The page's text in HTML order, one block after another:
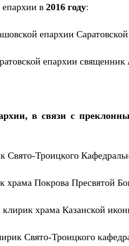
епархии в 2016 году:
епархии
епархии священник
в связи с
Троицкого
храма Покрова Пресвятой
клирик храма Казанской
Свято-Троицкого